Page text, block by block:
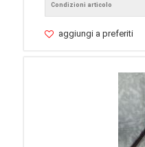
Condizioni articolo
aggiungi a preferiti